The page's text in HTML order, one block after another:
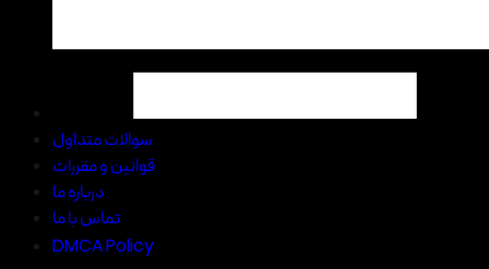
سوالات متداول
قوانین و مقررات
درباره ما
تماس با ما
DMCA Policy